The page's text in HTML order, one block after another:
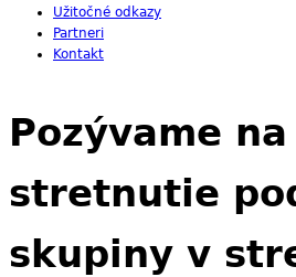
Užitočné odkazy
Partneri
Kontakt
Pozývame na
stretnutie
skupiny v